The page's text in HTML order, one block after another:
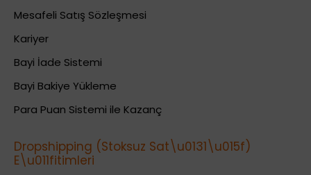
Mesafeli Satış Sözleşmesi
Kariyer
Bayi İade Sistemi
Bayi Bakiye Yükleme
Para Puan Sistemi ile Kazanç
Dropshipping (Stoksuz Sat\u0131\u015f)
E\u011fitimleri